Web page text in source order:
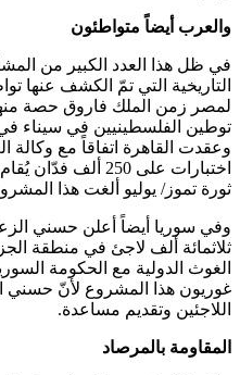
والعرب أيضاً متواطئون
في ظل هذا العدد الكبير من
التاريخية التي تمّ الكشف عنها
لمصر زمن الملك فاروق حصة
وعقدت القاهرة اتفاقاً مع وكالة
اختبارات على 250
ثورة تموز/ يوليو ألغت هذا
ثلاثمائة ألف لاجئ في منطقة
غوريون هذا المشروع لأنّ حسني
اللاجئين وتقديم مساعدة.
المقاومة بالمرصاد